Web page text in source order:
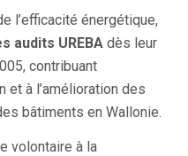
l’efficacité énergétique,
audits UREBA dès leur
contribuant
à l’amélioration des
bâtiments en Wallonie.
volontaire à la